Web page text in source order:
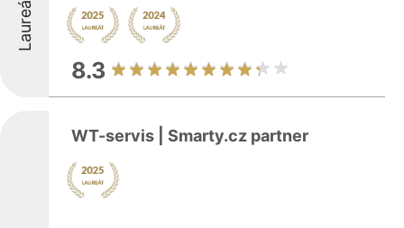
Laureáti
8.3
WT-servis | Smarty.cz partner